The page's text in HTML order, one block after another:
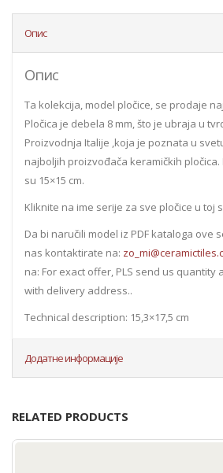
Опис
Опис
Ta kolekcija, model pločice, se prodaje
Pločica je debela 8 mm, što je ubraja u
Proizvodnja Italije ,koja je poznata u
najboljih proizvođača keramičkih
su 15×15 cm.
Kliknite na ime serije za sve pločice u toj
Da bi naručili model iz PDF kataloga ove
nas kontaktirate na:
na: For exact offer, PLS send us quantity
with delivery address..
Technical description: 15,3×17,5 cm
Додатне информације
RELATED PRODUCTS